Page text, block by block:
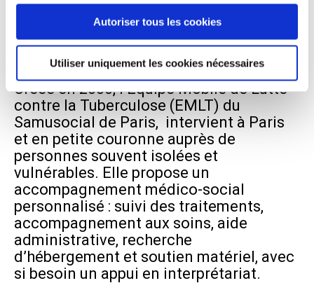
continuez à utiliser notre site Web.
Autoriser tous les cookies
Utiliser uniquement les cookies nécessaires
contre la Tuberculose
(EMLT)
Créée en 2000, l’Équipe Mobile de Lutte
contre la Tuberculose (EMLT) du
Samusocial de Paris, intervient à Paris
et en petite couronne auprès de
personnes souvent isolées et
vulnérables. Elle propose un
accompagnement médico-social
personnalisé : suivi des traitements,
accompagnement aux soins, aide
administrative, recherche
d’hébergement et soutien matériel, avec
si besoin un appui en interprétariat.